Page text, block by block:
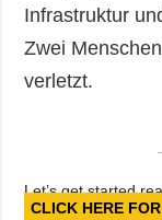
Infrastruktur
Zwei
verletzt.
Let’s get started
CLICK HERE